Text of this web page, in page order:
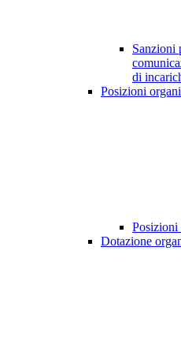
Sanzioni
di
Posizioni
Posizioni
Dotazione